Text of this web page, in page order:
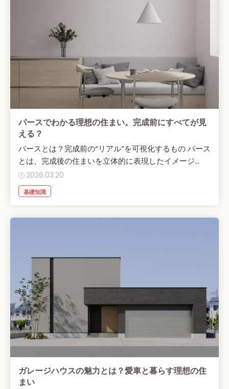
パースでわかる理想の住まい。完成前にすべてが見
える？
パースとは？完成前の“リアル”を可視化するもの パース
とは、完成後の住まいを立体的に表現したイメージ...
2026.03.20
基礎知識
ガレージハウスの魅力とは？愛車と暮らす理想の住
まい